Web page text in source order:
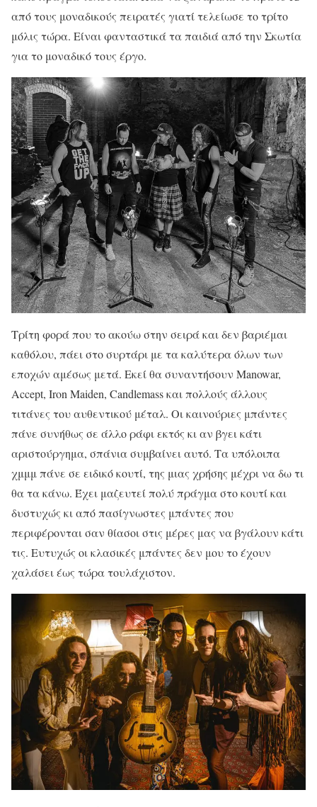
από τους μοναδικούς πειρατές γιατί τελείωσε το τρίτο
μόλις τώρα. Είναι φανταστικά τα παιδιά από την Σκωτία
για το μοναδικό τους έργο.
Τρίτη φορά που το ακούω στην σειρά και δεν βαριέμαι
καθόλου, πάει στο συρτάρι με τα καλύτερα όλων των
εποχών αμέσως μετά. Εκεί θα συναντήσουν Manowar,
Accept, Iron Maiden, Candlemass και πολλούς άλλους
τιτάνες του αυθεντικού μέταλ. Οι καινούριες μπάντες
πάνε συνήθως σε άλλο ράφι εκτός κι αν βγει κάτι
αριστούργημα, σπάνια συμβαίνει αυτό. Τα υπόλοιπα
χμμμ πάνε σε ειδικό κουτί, της μιας χρήσης μέχρι να δω τι
θα τα κάνω. Έχει μαζευτεί πολύ πράγμα στο κουτί και
δυστυχώς κι από πασίγνωστες μπάντες που
περιφέρονται σαν θίασοι στις μέρες μας να βγάλουν κάτι
τις. Ευτυχώς οι κλασικές μπάντες δεν μου το έχουν
χαλάσει έως τώρα τουλάχιστον.